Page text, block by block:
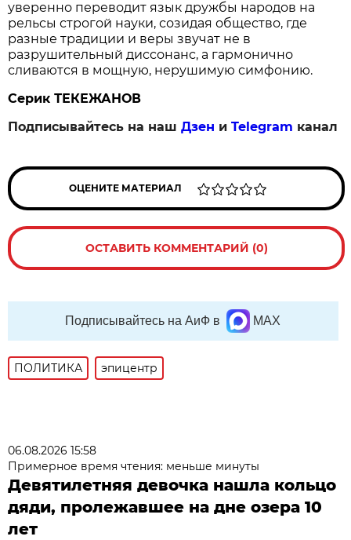
уверенно переводит язык дружбы народов на
рельсы строгой науки, созидая общество, где
разные традиции и веры звучат не в
разрушительный диссонанс, а гармонично
сливаются в мощную, нерушимую симфонию.
Серик ТЕКЕЖАНОВ
Подписывайтесь на нашДзен иTelegram канал
ОЦЕНИТЕ МАТЕРИАЛ
ОСТАВИТЬ КОММЕНТАРИЙ (0)
Подписывайтесь на АиФ в MAX
ПОЛИТИКА эпицентр
06.08.2026 15:58
Примерное время чтения: меньше минуты
Девятилетняя девочка нашла кольцо
дяди, пролежавшее на дне озера 10
лет